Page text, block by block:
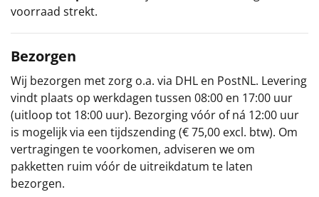
voorraad strekt.
Bezorgen
Wij bezorgen met zorg o.a. via DHL en PostNL. Levering
vindt plaats op werkdagen tussen 08:00 en 17:00 uur
(uitloop tot 18:00 uur). Bezorging vóór of ná 12:00 uur
is mogelijk via een tijdszending (€ 75,00 excl. btw). Om
vertragingen te voorkomen, adviseren we om
pakketten ruim vóór de uitreikdatum te laten
bezorgen.